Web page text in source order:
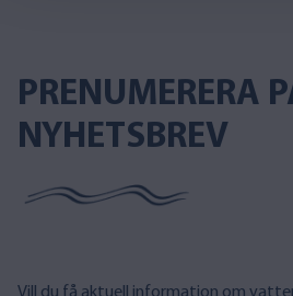
PRENUMERERA
NYHETSBREV